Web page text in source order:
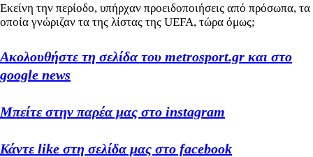
Εκείνη την περίοδο, υπήρχαν προειδοποιήσεις από πρόσωπα, τα
οποία γνώριζαν τα της λίστας της UEFA, τώρα όμως;
Ακολουθήστε τη σελίδα του metrosport.gr και στο
google news
Μπείτε στην παρέα μας στο instagram
Κάντε like στη σελίδα μας στο facebook